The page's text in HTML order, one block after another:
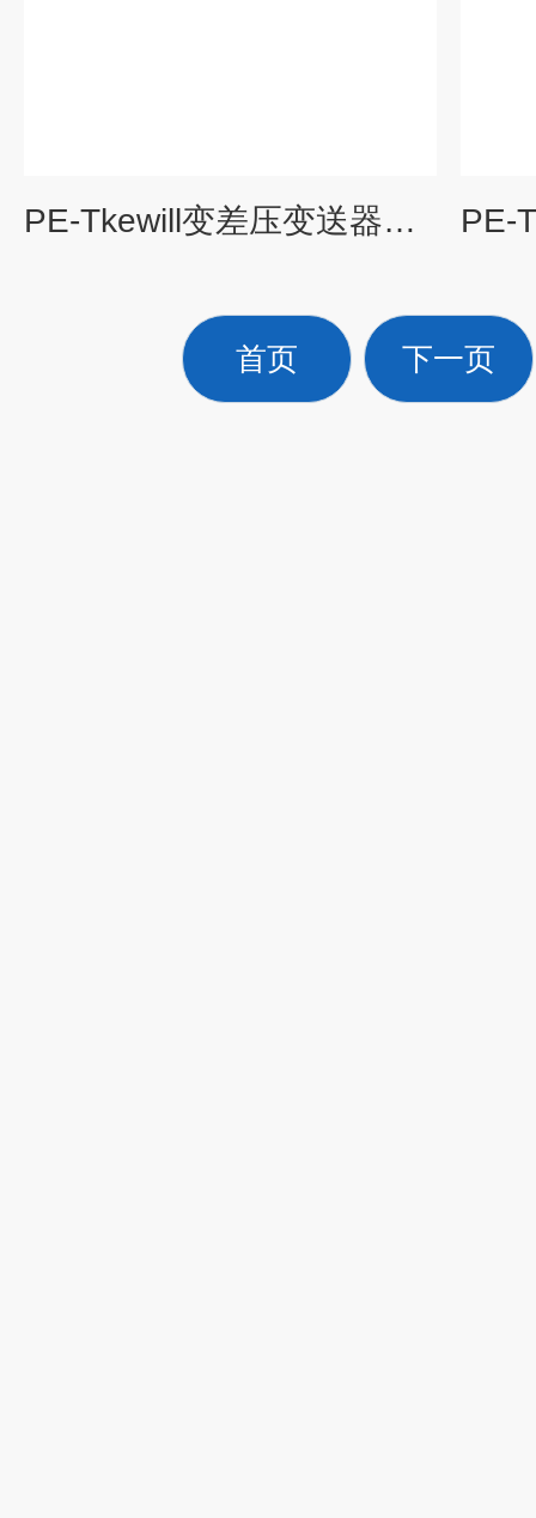
PE-Tkewill变差压变送器工业行业差压传感器
首页 下一页